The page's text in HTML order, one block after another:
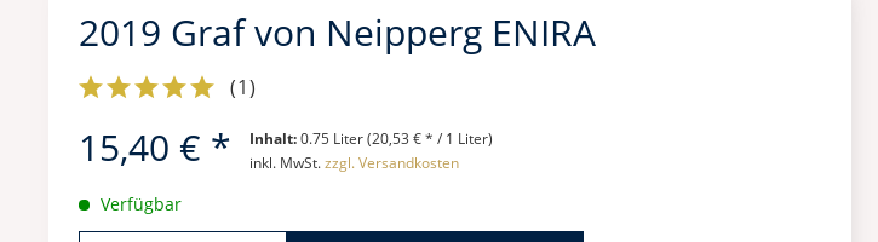
2019 Graf von Neipperg ENIRA
(1)
15,40 € * Inhalt:0.75 Liter (20,53 € * / 1 Liter)
inkl. MwSt.zzgl. Versandkosten
Verfügbar